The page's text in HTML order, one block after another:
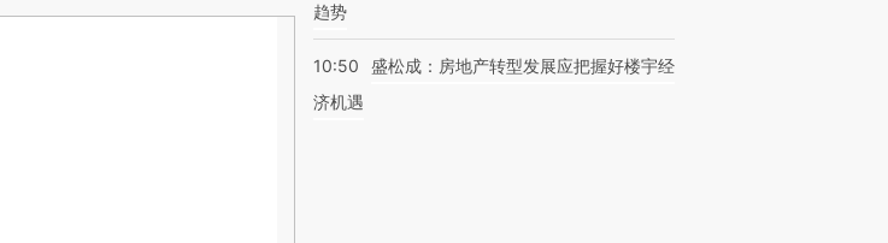
趋势
10:50
盛松成：房地产转型发展应把握好楼宇经
济机遇